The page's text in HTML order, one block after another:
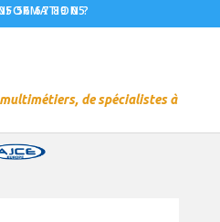
56 67 89 05?